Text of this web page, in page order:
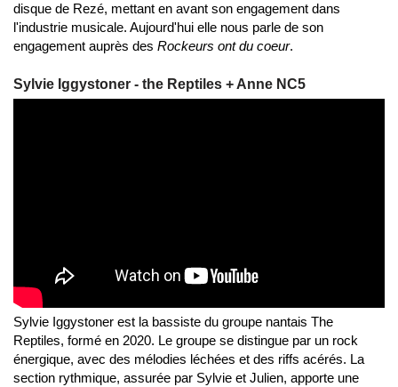
disque de Rezé, mettant en avant son engagement dans
l'industrie musicale. Aujourd'hui elle nous parle de son
engagement auprès des Rockeurs ont du coeur.
Sylvie Iggystoner - the Reptiles + Anne NC5
Sylvie Iggystoner est la bassiste du groupe nantais The
Reptiles, formé en 2020. Le groupe se distingue par un rock
énergique, avec des mélodies léchées et des riffs acérés. La
section rythmique, assurée par Sylvie et Julien, apporte une